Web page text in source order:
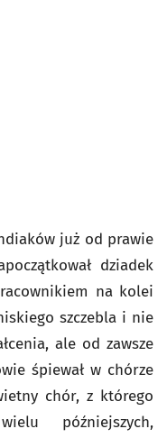
już od prawie
dziadek
na kolei
szczebla i nie
ale od zawsze
śpiewał w chórze
chór, z którego
późniejszych,